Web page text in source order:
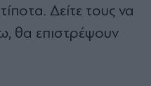
Δείτε τους να
θα επιστρέψουν